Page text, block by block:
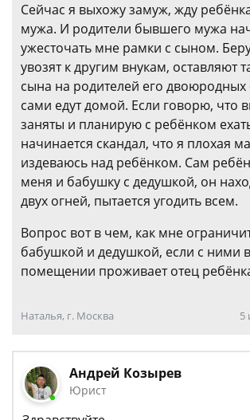
Сейчас я выхожу замуж, жду
мужа. И родители бывшего мужа
ужесточать мне рамки с сыном.
увозят к другим внукам, оставляют
сына на родителей его двоюродных
сами едут домой. Если говорю, что
заняты и планирую с ребёнком
начинается скандал, что я плохая
издеваюсь над ребёнком. Сам
меня и бабушку с дедушкой, он
двух огней, пытается угодить всем.
Вопрос вот в чем, как мне
бабушкой и дедушкой, если с ними
помещении проживает отец
Наталья, г. Москва 5
Андрей Козырев
Юрист